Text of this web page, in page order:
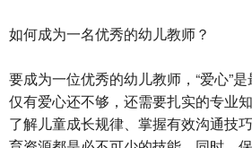
如何成为一名优秀的幼儿教师？
要成为一位优秀的幼儿教师，“爱心”
仅有爱心还不够，还需要扎实的专业
了解儿童成长规律、掌握有效沟通技